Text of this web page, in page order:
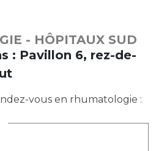
d'imagerie ou de radiologie
à réaliser
santé en ligne
- HÔPITAUX SUD
: Pavillon 6, rez-de-
vous en rhumatologie :